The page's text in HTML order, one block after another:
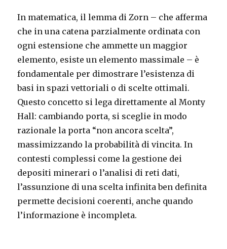
In matematica, il lemma di Zorn – che afferma
che in una catena parzialmente ordinata con
ogni estensione che ammette un maggior
elemento, esiste un elemento massimale – è
fondamentale per dimostrare l’esistenza di
basi in spazi vettoriali o di scelte ottimali.
Questo concetto si lega direttamente al Monty
Hall: cambiando porta, si sceglie in modo
razionale la porta “non ancora scelta”,
massimizzando la probabilità di vincita. In
contesti complessi come la gestione dei
depositi minerari o l’analisi di reti dati,
l’assunzione di una scelta infinita ben definita
permette decisioni coerenti, anche quando
l’informazione è incompleta.